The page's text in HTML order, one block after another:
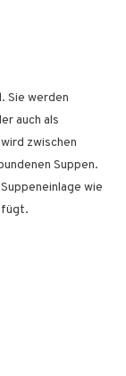
Sie werden
auch als
zwischen
Suppen.
wie